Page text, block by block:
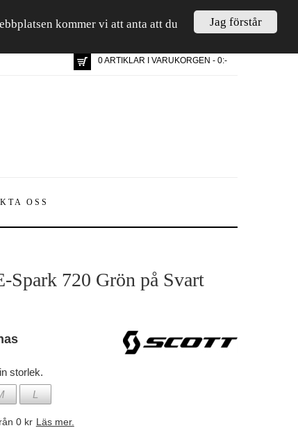
Jag förstår
kommer vi att anta att du
0 ARTIKLAR I VARUKORGEN - 0:-
OSS
Spark 720 Grön på Svart
storlek.
L
0 kr Läs mer.